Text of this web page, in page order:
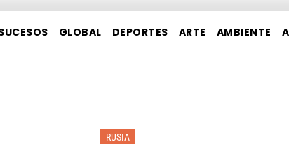
GLOBAL DEPORTES ARTE AMBIENTE
RUSIA